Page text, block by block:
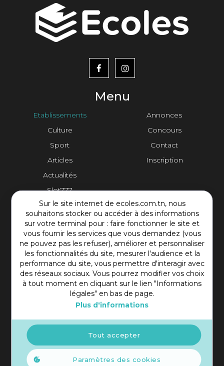
Sur le site internet de ecoles.com.tn, nous
souhaitons stocker ou accéder à des informations
sur votre terminal pour : faire fonctionner le site et
vous fournir les services que vous demandez (vous
ne pouvez pas les refuser), améliorer et personnaliser
les fonctionnalités du site, mesurer l'audience et la
performance du site, vous permettre d'interagir avec
des réseaux sociaux. Vous pourrez modifier vos choix
à tout moment en cliquant sur le lien "Informations
légales" en bas de page.
Plus d'informations
Paramètres des cookies
Tout accepter
Menu
Etablissements
Culture
Sport
Articles
Actualités
Slot777
menu
footer2
Annonces
Concours
Contact
Inscription
Contact Plateforme
Rue Mohamed Shim, Rbat Monastir 5000 Tunisie
+216 97 50 60 54
contact@ecoles.com.tn